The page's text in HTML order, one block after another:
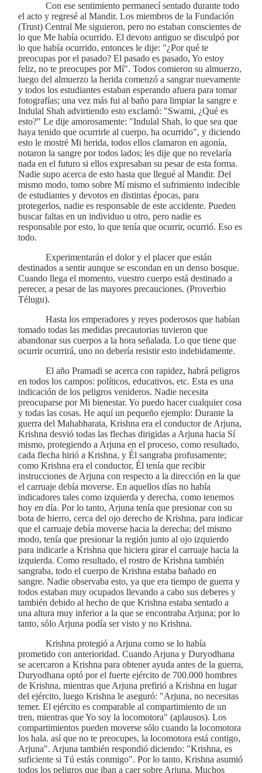
Con ese sentimiento permanecí sentado durante todo
el acto y regresé al Mandir. Los miembros de la Fundación
(Trust) Central Me siguieron, pero no estaban conscientes de
lo que Me había ocurrido. El devoto antiguo se disculpó por
lo que había ocurrido, entonces le dije: "¿Por qué te
preocupas por el pasado? El pasado es pasado, Yo estoy
feliz, no te preocupes por Mí". Todos comieron su almuerzo,
luego del almuerzo la herida comenzó a sangrar nuevamente
y todos los estudiantes estaban esperando afuera para tomar
fotografías; una vez más fui al baño para limpiar la sangre e
Indulal Shah advirtiendo esto exclamó: "Swami, ¿Qué es
esto?" Le dije amorosamente: "Indulal Shah, lo que sea que
haya tenido que ocurrirle al cuerpo, ha ocurrido", y diciendo
esto le mostré Mi herida, todos ellos clamaron en agonía,
notaron la sangre por todos lados; les dije que no revelaría
nada en el futuro si ellos expresaban su pesar de esta forma.
Nadie supo acerca de esto hasta que llegué al Mandir. Del
mismo modo, tomo sobre Mí mismo el sufrimiento indecible
de estudiantes y devotos en distintas épocas, para
protegerlos, nadie es responsable de este accidente. Pueden
buscar faltas en un individuo u otro, pero nadie es
responsable por esto, lo que tenía que ocurrir, ocurrió. Eso es
todo.
Experimentarán el dolor y el placer que están
destinados a sentir aunque se escondan en un denso bosque.
Cuando llega el momento, vuestro cuerpo está destinado a
perecer, a pesar de las mayores precauciones. (Proverbio
Télugu).
Hasta los emperadores y reyes poderosos que habían
tomado todas las medidas precautorias tuvieron que
abandonar sus cuerpos a la hora señalada. Lo que tiene que
ocurrir ocurrirá, uno no debería resistir esto indebidamente.
El año Pramadi se acerca con rapidez, habrá peligros
en todos los campos: políticos, educativos, etc. Esta es una
indicación de los peligros venideros. Nadie necesita
preocuparse por Mi bienestar. Yo puedo hacer cualquier cosa
y todas las cosas. He aquí un pequeño ejemplo: Durante la
guerra del Mahabharata, Krishna era el conductor de Arjuna,
Krishna desvió todas las flechas dirigidas a Arjuna hacia Sí
mismo, protegiendo a Arjuna en el proceso, como resultado,
cada flecha hirió a Krishna, y Él sangraba profusamente;
como Krishna era el conductor, Él tenía que recibir
instrucciones de Arjuna con respecto a la dirección en la que
el carruaje debía moverse. En aquellos días no había
indicadores tales como izquierda y derecha, como tenemos
hoy en día. Por lo tanto, Arjuna tenía que presionar con su
bota de hierro, cerca del ojo derecho de Krishna, para indicar
que el carruaje debía moverse hacia la derecha; del mismo
modo, tenía que presionar la región junto al ojo izquierdo
para indicarle a Krishna que hiciera girar el carruaje hacia la
izquierda. Como resultado, el rostro de Krishna también
sangraba, todo el cuerpo de Krishna estaba bañado en
sangre. Nadie observaba esto, ya que era tiempo de guerra y
todos estaban muy ocupados llevando a cabo sus deberes y
también debido al hecho de que Krishna estaba sentado a
una altura muy inferior a la que se encontraba Arjuna; por lo
tanto, sólo Arjuna podía ser visto y no Krishna.
Krishna protegió a Arjuna como se lo había
prometido con anterioridad. Cuando Arjuna y Duryodhana
se acercaron a Krishna para obtener ayuda antes de la guerra,
Duryodhana optó por el fuerte ejército de 700.000 hombres
de Krishna, mientras que Arjuna prefirió a Krishna en lugar
del ejército, luego Krishna le aseguró: "Arjuna, no necesitas
temer. El ejército es comparable al compartimiento de un
tren, mientras que Yo soy la locomotora" (aplausos). Los
compartimientos pueden moverse sólo cuando la locomotora
los hala. así que no te preocupes, la locomotora está contigo,
Arjuna". Arjuna también respondió diciendo: "Krishna, es
suficiente si Tú estás conmigo". Por lo tanto, Krishna asumió
todos los peligros que iban a caer sobre Arjuna. Muchos